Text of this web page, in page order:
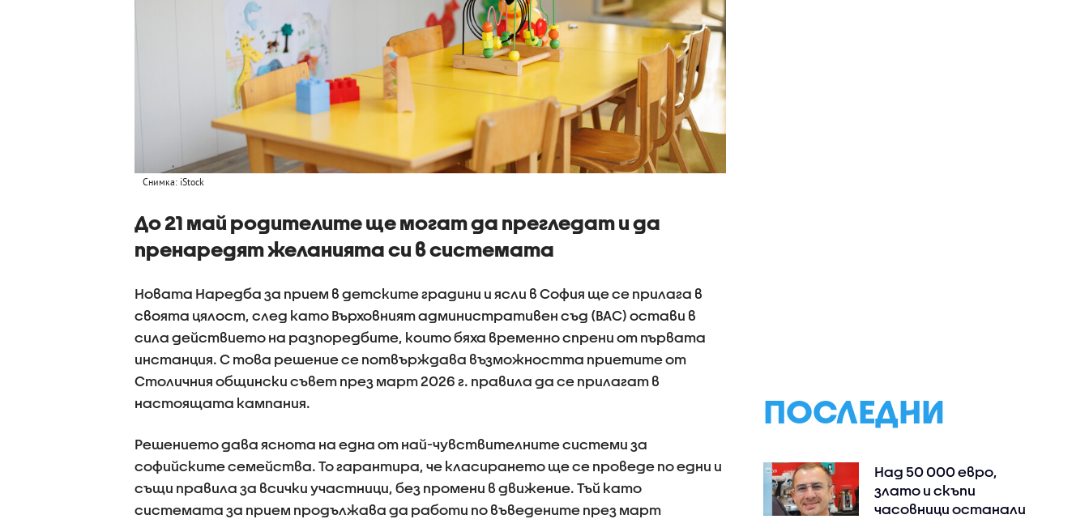
Снимка: iStock
До 21 май родителите ще могат да прегледат и да
пренаредят желанията си в системата
Новата Наредба за прием в детските градини и ясли в София ще се прилага в
своята цялост, след като Върховният административен съд (ВАС) остави в
сила действието на разпоредбите, които бяха временно спрени от първата
инстанция. С това решение се потвърждава възможността приетите от
Столичния общински съвет през март 2026 г. правила да се прилагат в
настоящата кампания.
Решението дава яснота на една от най-чувствителните системи за
софийските семейства. То гарантира, че класирането ще се проведе по едни и
същи правила за всички участници, без промени в движение. Тъй като
системата за прием продължава да работи по въведените през март
ПОСЛЕДНИ
Над 50 000 евро,
злато и скъпи
часовници останали